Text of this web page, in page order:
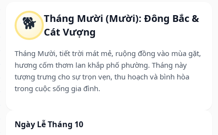
🐕 Tháng Mười (Mười): Đông Bắc &
Cát Vượng
Tháng Mười, tiết trời mát mẻ, ruộng đồng vào mùa gặt,
hương cốm thơm lan khắp phố phường. Tháng này
tượng trưng cho sự trọn vẹn, thu hoạch và bình hòa
trong cuộc sống gia đình.
Ngày Lễ Tháng 10